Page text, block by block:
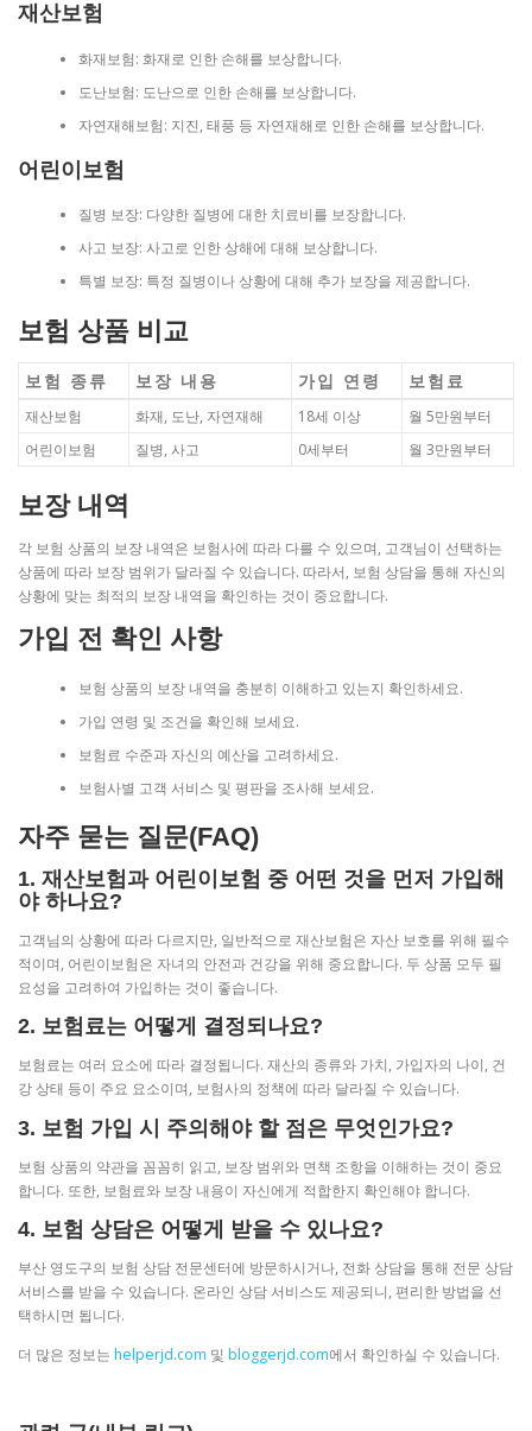
재산보험
화재보험: 화재로 인한 손해를 보상합니다.
도난보험: 도난으로 인한 손해를 보상합니다.
자연재해보험: 지진, 태풍 등 자연재해로 인한 손해를 보상합니다.
어린이보험
질병 보장: 다양한 질병에 대한 치료비를 보장합니다.
사고 보장: 사고로 인한 상해에 대해 보상합니다.
특별 보장: 특정 질병이나 상황에 대해 추가 보장을 제공합니다.
보험 상품 비교
보험 종류 보장 내용 가입 연령 보험료
재산보험 화재, 도난, 자연재해 18세 이상
월 5만원부터
어린이보험
질병, 사고 0세부터 월 3만원부터
보장 내역
각 보험 상품의 보장 내역은 보험사에 따라 다를 수 있으며, 고객님이 선택하는
상품에 따라 보장 범위가 달라질 수 있습니다. 따라서, 보험 상담을 통해 자신의
상황에 맞는 최적의 보장 내역을 확인하는 것이 중요합니다.
가입 전 확인 사항
보험 상품의 보장 내역을 충분히 이해하고 있는지 확인하세요.
가입 연령 및 조건을 확인해 보세요.
보험료 수준과 자신의 예산을 고려하세요.
보험사별 고객 서비스 및 평판을 조사해 보세요.
자주 묻는 질문(FAQ)
1. 재산보험과 어린이보험 중 어떤 것을 먼저 가입해
야 하나요?
고객님의 상황에 따라 다르지만, 일반적으로 재산보험은 자산 보호를 위해 필수
적이며, 어린이보험은 자녀의 안전과 건강을 위해 중요합니다. 두 상품 모두 필
요성을 고려하여 가입하는 것이 좋습니다.
2. 보험료는 어떻게 결정되나요?
보험료는 여러 요소에 따라 결정됩니다. 재산의 종류와 가치, 가입자의 나이, 건
강 상태 등이 주요 요소이며, 보험사의 정책에 따라 달라질 수 있습니다.
3. 보험 가입 시 주의해야 할 점은 무엇인가요?
보험 상품의 약관을 꼼꼼히 읽고, 보장 범위와 면책 조항을 이해하는 것이 중요
합니다. 또한, 보험료와 보장 내용이 자신에게 적합한지 확인해야 합니다.
4. 보험 상담은 어떻게 받을 수 있나요?
부산 영도구의 보험 상담 전문센터에 방문하시거나, 전화 상담을 통해 전문 상담
서비스를 받을 수 있습니다. 온라인 상담 서비스도 제공되니, 편리한 방법을 선
택하시면 됩니다.
더 많은 정보는 helperjd.com 및 bloggerjd.com에서 확인하실 수 있습니다.